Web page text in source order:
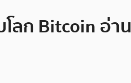
ลก Bitcoin อ่